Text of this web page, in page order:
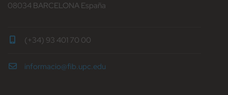
08034 BARCELONA España
(+34) 93 401 70 00
informacio@fib.upc.edu